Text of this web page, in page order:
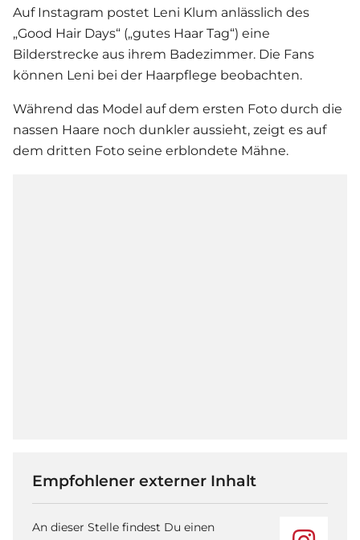
Auf Instagram postet Leni Klum anlässlich des
„Good Hair Days“ („gutes Haar Tag“) eine
Bilderstrecke aus ihrem Badezimmer. Die Fans
können Leni bei der Haarpflege beobachten.
Während das Model auf dem ersten Foto durch die
nassen Haare noch dunkler aussieht, zeigt es auf
dem dritten Foto seine erblondete Mähne.
Empfohlener externer Inhalt
An dieser Stelle findest Du einen